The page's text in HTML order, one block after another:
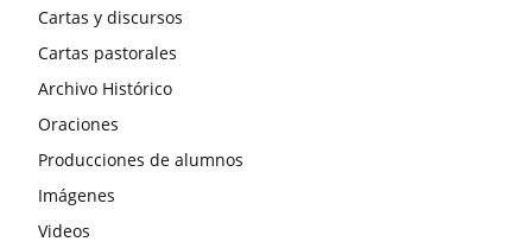
Cartas y discursos
Cartas pastorales
Archivo Histórico
Oraciones
Producciones de alumnos
Imágenes
Videos